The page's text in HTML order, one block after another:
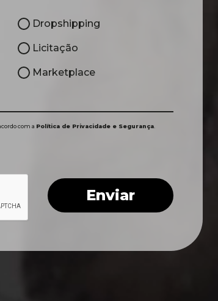
Dropshipping
Licitação
Marketplace
com a Política de Privacidade e Segurança